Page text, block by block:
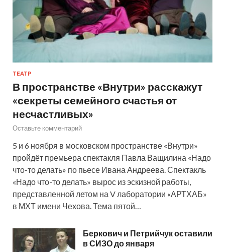
ТЕАТР
В пространстве «Внутри» расскажут
«секреты семейного счастья от
несчастливых»
Оставьте комментарий
5 и 6 ноября в московском пространстве «Внутри»
пройдёт премьера спектакля Павла Ващилина «Надо
что-то делать» по пьесе Ивана Андреева. Спектакль
«Надо что-то делать» вырос из эскизной работы,
представленной летом на V лаборатории «АРТХАБ»
в МХТ имени Чехова. Тема пятой…
Беркович и Петрийчук оставили
в СИЗО до января